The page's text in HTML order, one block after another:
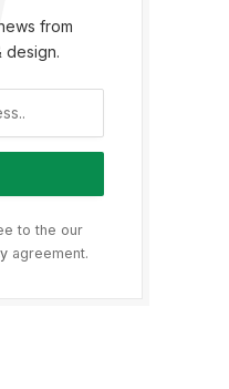
from
design.
to the our
agreement.